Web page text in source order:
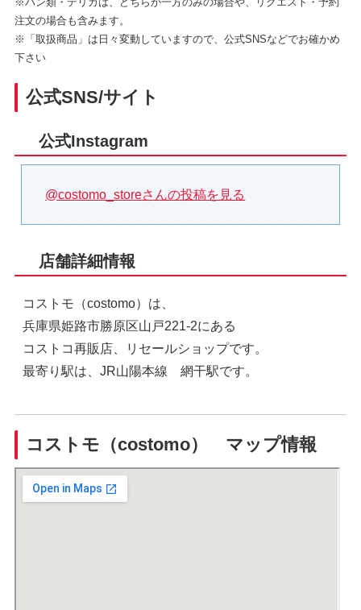
注文の場合も含みます。
※「取扱商品」は日々変動していますので、公式SNSなどでお確かめ
下さい
公式SNS/サイト
公式Instagram
@costomo_storeさんの投稿を見る
店舗詳細情報
コストモ（costomo）は、
兵庫県姫路市勝原区山戸221-2にある
コストコ再販店、リセールショップです。
最寄り駅は、JR山陽本線 網干駅です。
コストモ（costomo） マップ情報